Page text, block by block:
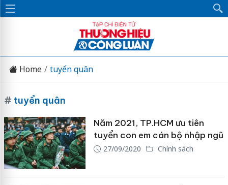
Home tuyển quân
# tuyển quân
Năm 2021, TP.HCM ưu tiên
tuyển con em cán bộ nhập ngũ
27/09/2020 Chính sách